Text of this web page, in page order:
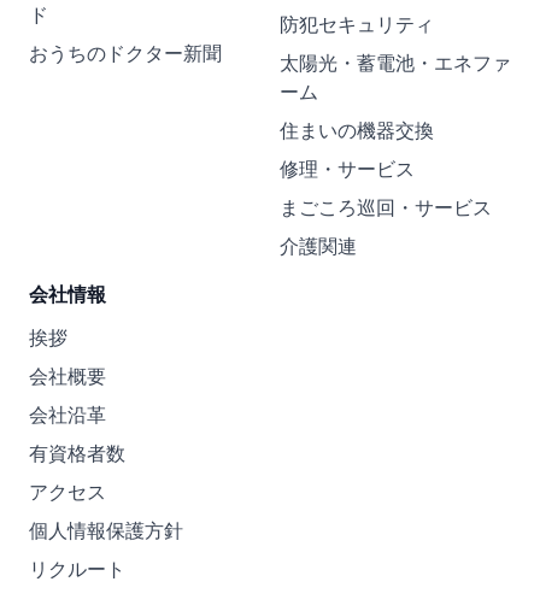
ド
おうちのドクター新聞
防犯セキュリティ
太陽光・蓄電池・エネファ
ーム
住まいの機器交換
修理・サービス
まごころ巡回・サービス
介護関連
会社情報
挨拶
会社概要
会社沿革
有資格者数
アクセス
個人情報保護方針
リクルート